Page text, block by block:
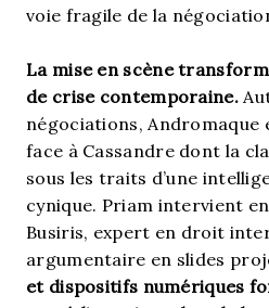
voie fragile de la
La mise en scène
de crise contemporaine.
négociations,
face à Cassandre dont la
sous les traits d’une
cynique. Priam intervient
Busiris, expert en droit
argumentaire en slides
et dispositifs numériques